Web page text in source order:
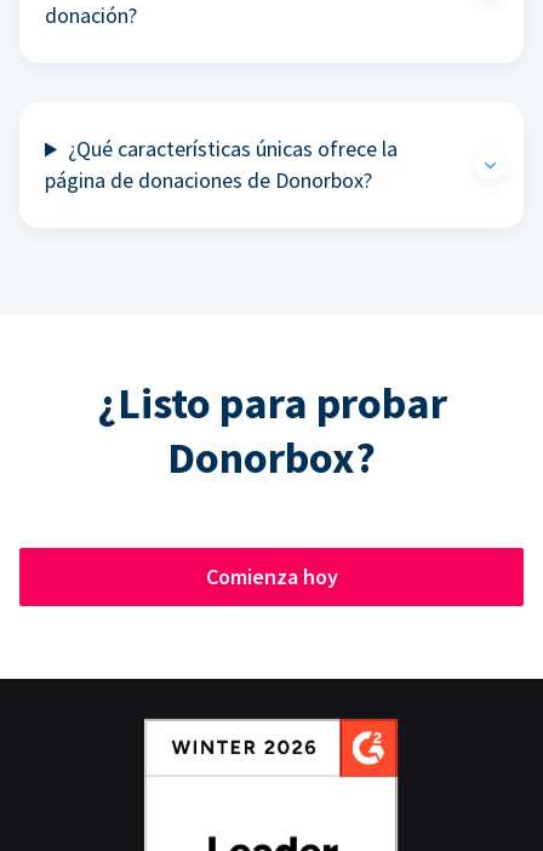
donación?
¿Qué características únicas ofrece la
página de donaciones de Donorbox?
¿Listo para probar
Donorbox?
Comienza hoy